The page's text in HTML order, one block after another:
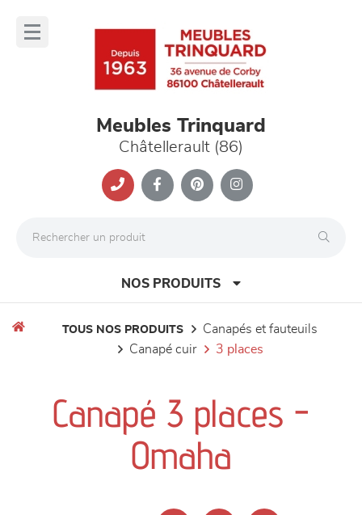
Meubles Trinquard
Châtellerault (86)
NOS PRODUITS
séjours
meubles de complément
TOUS NOS PRODUITS
canapés et fauteuils
canapé cuir
3 places
Canapé 3 places -
Omaha